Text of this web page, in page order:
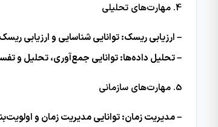
4. مهارت‌های تحلیلی
– ارزیابی ریسک: توانایی شناسایی و ارزیابی
– تحلیل داده‌ها: توانایی جمع‌آوری، تحلیل و
5. مهارت‌های سازمانی
– مدیریت زمان: توانایی مدیریت زمان و